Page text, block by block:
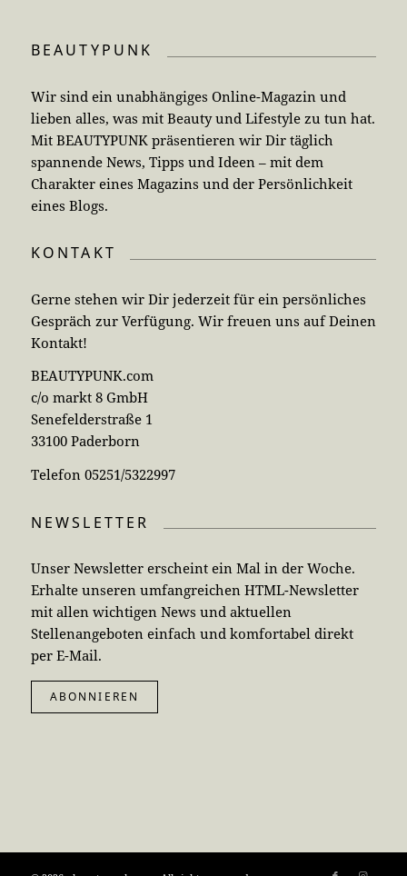
BEAUTYPUNK
Wir sind ein unabhängiges Online-Magazin und
lieben alles, was mit Beauty und Lifestyle zu tun hat.
Mit BEAUTYPUNK präsentieren wir Dir täglich
spannende News, Tipps und Ideen – mit dem
Charakter eines Magazins und der Persönlichkeit
eines Blogs.
KONTAKT
Gerne stehen wir Dir jederzeit für ein persönliches
Gespräch zur Verfügung. Wir freuen uns auf Deinen
Kontakt!
BEAUTYPUNK.com
c/o markt 8 GmbH
Senefelderstraße 1
33100 Paderborn
Telefon 05251/5322997
NEWSLETTER
Unser Newsletter erscheint ein Mal in der Woche.
Erhalte unseren umfangreichen HTML-Newsletter
mit allen wichtigen News und aktuellen
Stellenangeboten einfach und komfortabel direkt
per E-Mail.
ABONNIEREN